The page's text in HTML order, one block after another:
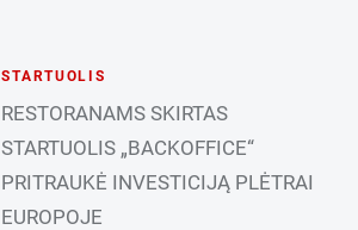
STARTUOLIS
RESTORANAMS SKIRTAS
STARTUOLIS „BACKOFFICE“
PRITRAUKĖ INVESTICIJĄ PLĖTRAI
EUROPOJE